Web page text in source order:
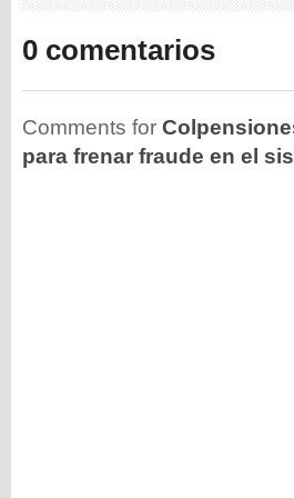
0 comentarios
Comments for
para frenar fraude en el